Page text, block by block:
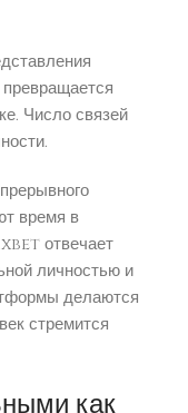
Число связей
время в
отвечает
личностью и
делаются
стремится
как